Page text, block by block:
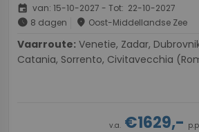
event van: 15-10-2027 - Tot: 22-10-2027
schedule 8 dagen place Oost-Middellandse Zee
Vaarroute:
Catania, Sorrento, Civitavecchia
v.a. €1629,-